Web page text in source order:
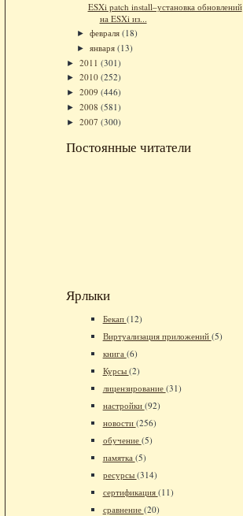
ESXi patch install–установка обновлений
на ESXi из...
► февраля (18)
► января (13)
► 2011 (301)
► 2010 (252)
► 2009 (446)
► 2008 (581)
► 2007 (300)
Постоянные читатели
Ярлыки
Бекап (12)
Виртуализация приложений (5)
книга (6)
Курсы (2)
лицензирование (31)
настройки (92)
новости (256)
обучение (5)
памятка (5)
ресурсы (314)
сертификация (11)
сравнение (20)